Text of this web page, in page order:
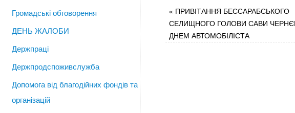
« ПРИВІТАННЯ БЕССАРАБСЬКОГО
СЕЛИЩНОГО ГОЛОВИ САВИ
ДНЕМ АВТОМОБІЛІСТА
Громадські обговорення
ДЕНЬ ЖАЛОБИ
Держпраці
Держпродспоживслужба
Допомога від благодійних фондів та
організацій